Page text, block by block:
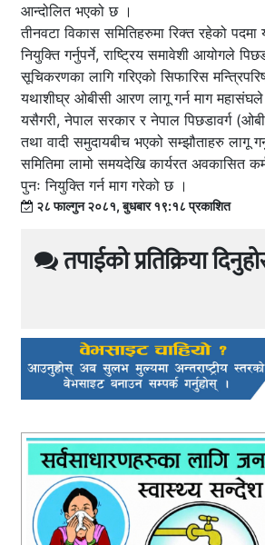
आन्दोलित भएको छ ।
तीनवटा विकास समितिहरुमा रिक्त रहेको पदमा
नियुक्ति गर्नुपर्ने, राष्ट्रिय समावेशी आयोगले
सूचिकरणका लागि गरिएको सिफारिस
यथाशीघ्र ओबीसी आरण लागू गर्न माग महासंघले
यसैगरी, नेपाल सरकार र नेपाल पिछडावर्ग
तथा वादी समुदायबीच भएको सम्झौताहरु लागू
समितिमा लामो समयदेखि कार्यरत अवकासित
पुनः नियुक्ति गर्न माग गरेको छ ।
२८ फाल्गुन २०८१, बुधबार १९:१८ प्रकाशित
तपाईको प्रतिक्रिया